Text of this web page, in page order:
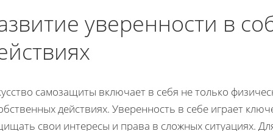
уверенности в
самозащиты включает в себя не только
действиях. Уверенность в себе играет
свои интересы и права в сложных ситуациях.